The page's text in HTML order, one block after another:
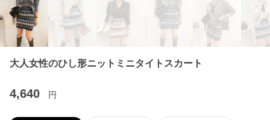
大人女性のひし形ニットミニタイトスカート
4,640 円